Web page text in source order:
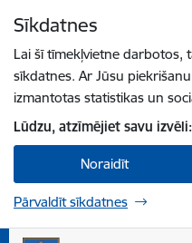
Sīkdatnes
Lai šī tīmekļvietne darbotos,
sīkdatnes. Ar Jūsu
izmantotas statistikas un
Lūdzu, atzīmējiet savu izvēli:
Noraidīt
Pārvaldīt sīkdatnes